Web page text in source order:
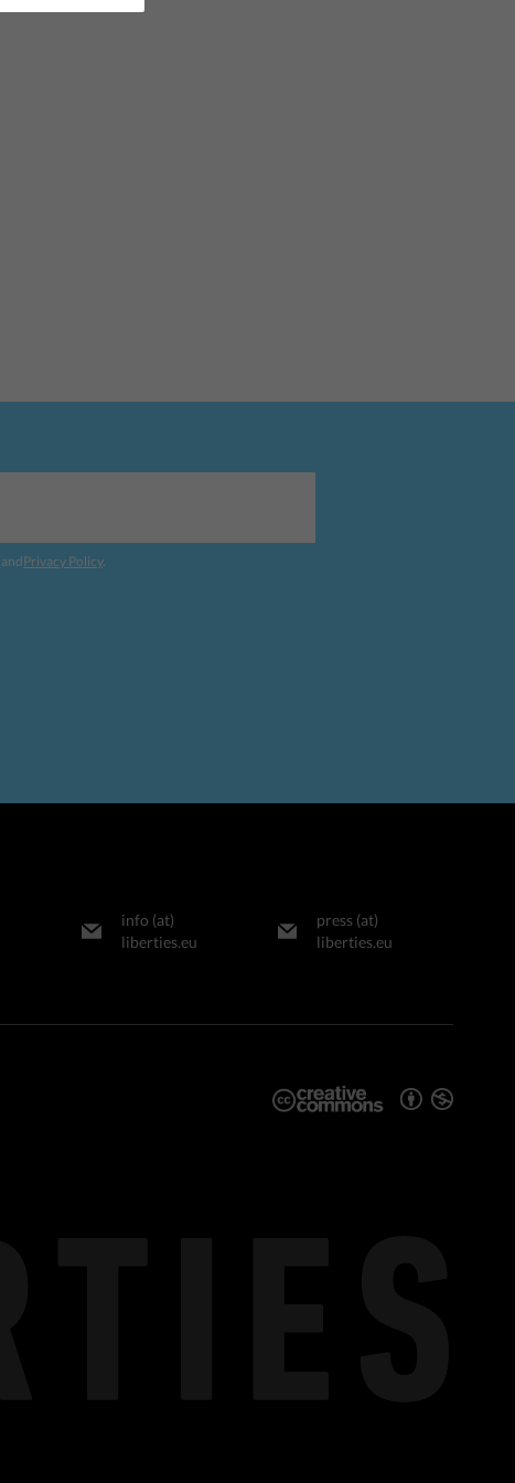
andPrivacy Policy.
info (at)
liberties.eu
press (at)
liberties.eu